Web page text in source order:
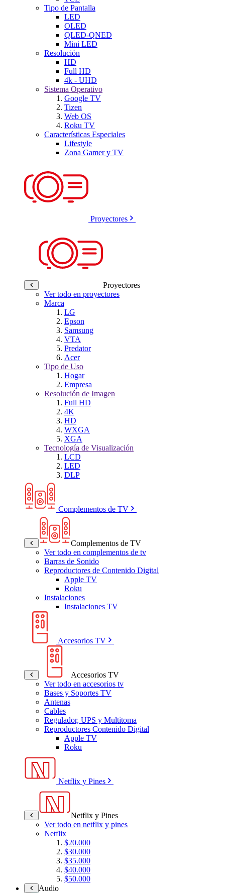
Tipo de Pantalla
LED
OLED
QLED-QNED
Mini LED
Resolución
HD
Full HD
4k - UHD
Sistema Operativo
Google TV
Tizen
Web OS
Roku TV
Características Especiales
Lifestyle
Zona Gamer y TV
Proyectores
Proyectores
Ver todo en proyectores
Marca
LG
Epson
Samsung
VTA
Predator
Acer
Tipo de Uso
Hogar
Empresa
Resolución de Imagen
Full HD
4K
HD
WXGA
XGA
Tecnología de Visualización
LCD
LED
DLP
Complementos de TV
Complementos de TV
Ver todo en complementos de tv
Barras de Sonido
Reproductores de Contenido Digital
Apple TV
Roku
Instalaciones
Instalaciones TV
Accesorios TV
Accesorios TV
Ver todo en accesorios tv
Bases y Soportes TV
Antenas
Cables
Regulador, UPS y Multitoma
Reproductores Contenido Digital
Apple TV
Roku
Netflix y Pines
Netflix y Pines
Ver todo en netflix y pines
Netflix
$20.000
$30.000
$35.000
$40.000
$50.000
Audio